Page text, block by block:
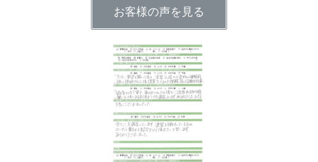
お客様の声を見る